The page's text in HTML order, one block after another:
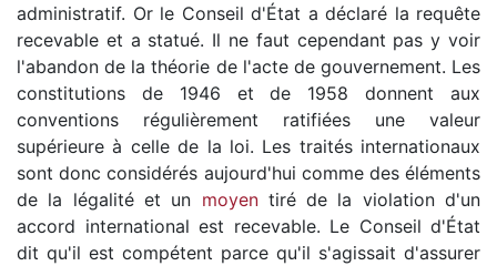
administratif. Or le Conseil d'État a déclaré la requête
recevable et a statué. Il ne faut cependant pas y voir
l'abandon de la théorie de l'acte de gouvernement. Les
constitutions de 1946 et de 1958 donnent aux
conventions régulièrement ratifiées une valeur
supérieure à celle de la loi. Les traités internationaux
sont donc considérés aujourd'hui comme des éléments
de la légalité et un moyentiré de la violation d'un
accord international est recevable. Le Conseil d'État
dit qu'il est compétent parce qu'il s'agissait d'assurer